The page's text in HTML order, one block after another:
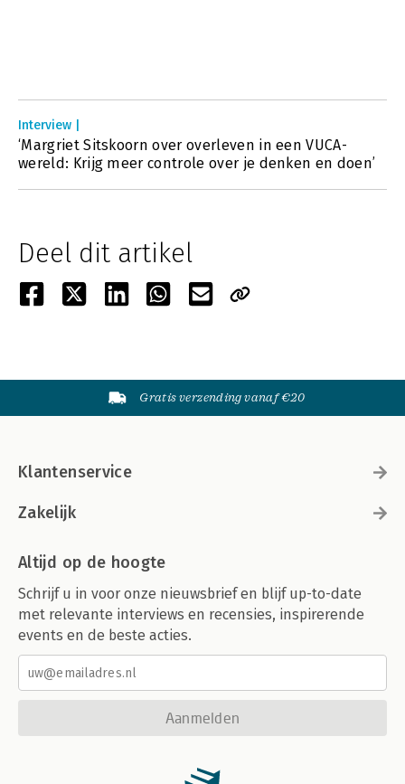
Interview |
‘Margriet Sitskoorn over overleven in een VUCA-
wereld: Krijg meer controle over je denken en doen’
Deel dit artikel
Gratis verzending vanaf €20
Klantenservice
Zakelijk
Altijd op de hoogte
Schrijf u in voor onze nieuwsbrief en blijf up-to-date
met relevante interviews en recensies, inspirerende
events en de beste acties.
Aanmelden